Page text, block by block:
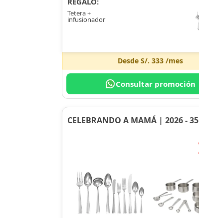
Tetera +
infusionador
Desde S/. 333/mes
Consultar promoción
CELEBRANDO A MAMÁ | 2026 - 35